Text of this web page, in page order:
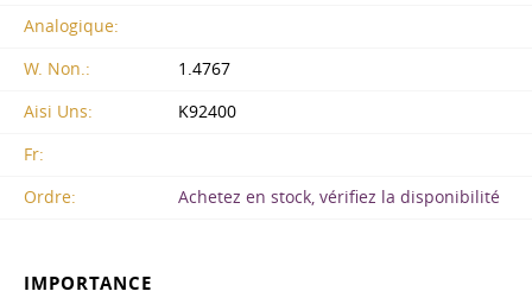
Analogique:
W. Non.:
1.4767
Aisi Uns:
K92400
Fr:
Ordre:
Achetez en stock, vérifiez la disponibilité
IMPORTANCE